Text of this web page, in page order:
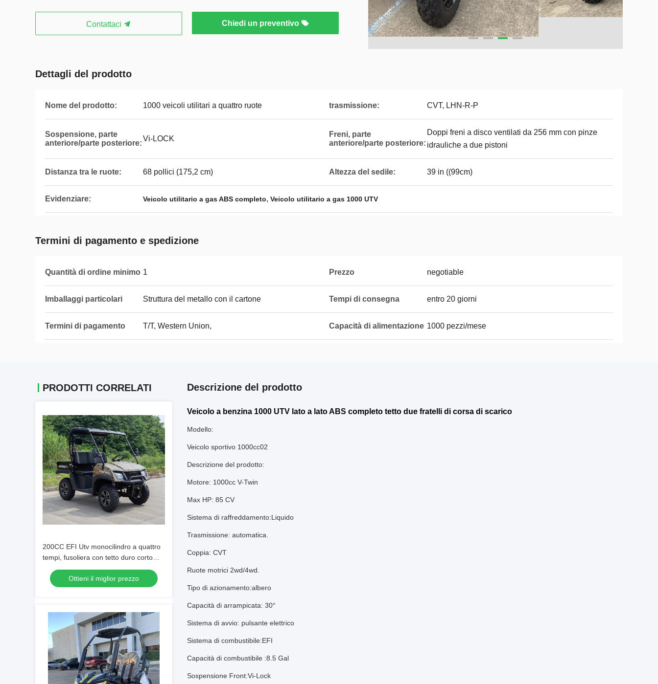
Contattaci Chiedi un preventivo
Dettagli del prodotto
Nome del prodotto: 1000 veicoli utilitari a quattro ruote trasmissione: CVT, LHN-R-P
Sospensione, parte
anteriore/parte posteriore:
Vi-LOCK
Freni, parte
anteriore/parte posteriore:
Doppi freni a disco ventilati da 256 mm con pinze
idrauliche a due pistoni
Distanza tra le ruote: 68 pollici (175,2 cm) Altezza del sedile: 39 in ((99cm)
Evidenziare: Veicolo utilitario a gas ABS completo, Veicolo utilitario a gas 1000 UTV
Termini di pagamento e spedizione
Quantità di ordine minimo 1 Prezzo negotiable
Imballaggi particolari Struttura del metallo con il cartone Tempi di consegna entro 20 giorni
Termini di pagamento T/T, Western Union, Capacità di alimentazione 1000 pezzi/mese
PRODOTTI CORRELATI
200CC EFI Utv monocilindro a quattro
tempi, fusoliera con tetto duro corto
(dump bed)
Ottieni il miglior prezzo
Descrizione del prodotto
Veicolo a benzina 1000 UTV lato a lato ABS completo tetto due fratelli di corsa di scarico
Modello:
Veicolo sportivo 1000cc02
Descrizione del prodotto:
Motore: 1000cc V-Twin
Max HP: 85 CV
Sistema di raffreddamento:Liquido
Trasmissione: automatica.
Coppia: CVT
Ruote motrici 2wd/4wd.
Tipo di azionamento:albero
Capacità di arrampicata: 30°
Sistema di avvio: pulsante elettrico
Sistema di combustibile:EFI
Capacità di combustibile :8.5 Gal
Sospensione Front:Vi-Lock